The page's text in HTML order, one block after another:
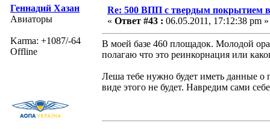
Геннадий Хазан
Авиаторы
Karma: +1087/-64
Offline
Re: 500 ВПП с твердым покрытием
« Ответ #43 : 06.05.2011, 17:12:38 pm »
В моей базе 460 площадок. Молодой
полагаю что это реинкорнация или
Леша тебе нужно будет иметь данные
виде этого не будет. Навредим сами себе